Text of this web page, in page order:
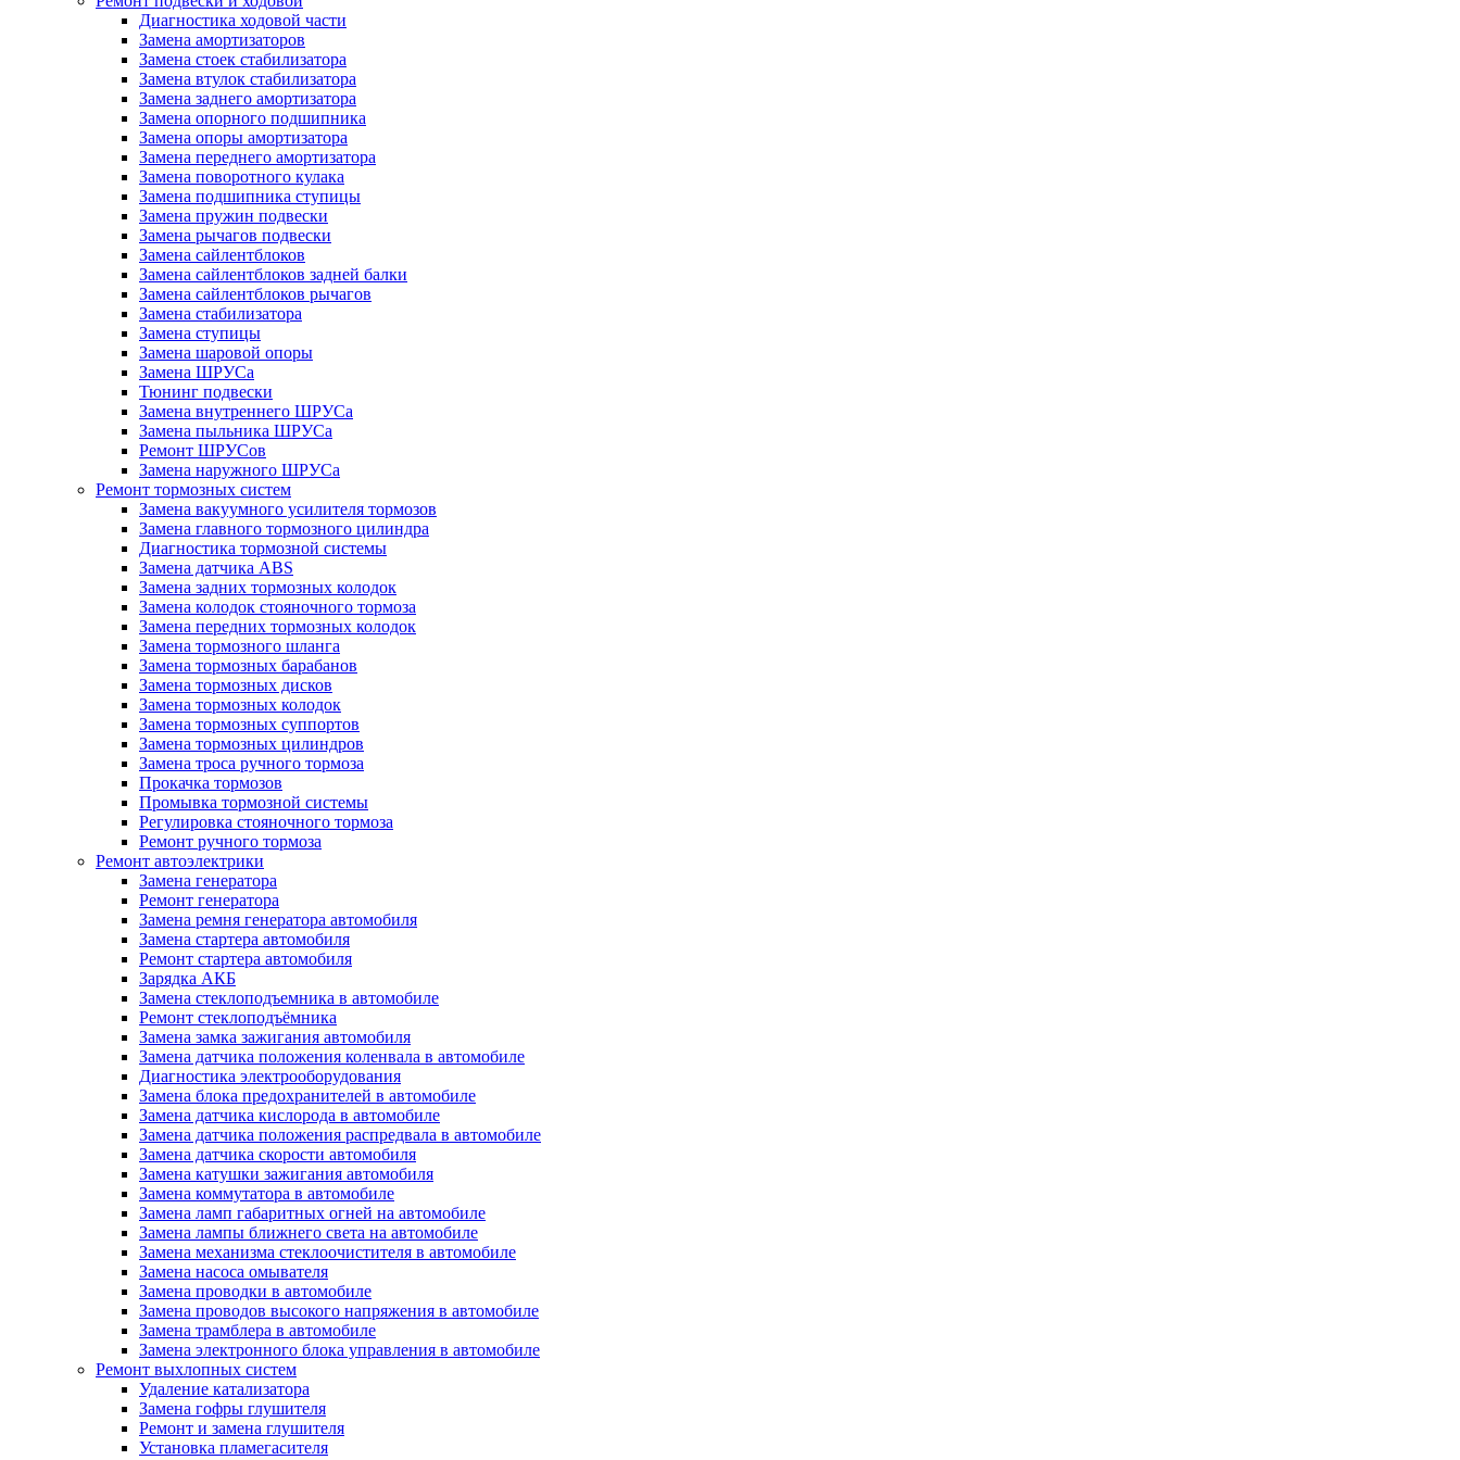
Диагностика ходовой части
Замена амортизаторов
Замена стоек стабилизатора
Замена втулок стабилизатора
Замена заднего амортизатора
Замена опорного подшипника
Замена опоры амортизатора
Замена переднего амортизатора
Замена поворотного кулака
Замена подшипника ступицы
Замена пружин подвески
Замена рычагов подвески
Замена сайлентблоков
Замена сайлентблоков задней балки
Замена сайлентблоков рычагов
Замена стабилизатора
Замена ступицы
Замена шаровой опоры
Замена ШРУСа
Тюнинг подвески
Замена внутреннего ШРУСа
Замена пыльника ШРУСа
Ремонт ШРУСов
Замена наружного ШРУСа
Ремонт тормозных систем
Замена вакуумного усилителя тормозов
Замена главного тормозного цилиндра
Диагностика тормозной системы
Замена датчика ABS
Замена задних тормозных колодок
Замена колодок стояночного тормоза
Замена передних тормозных колодок
Замена тормозного шланга
Замена тормозных барабанов
Замена тормозных дисков
Замена тормозных колодок
Замена тормозных суппортов
Замена тормозных цилиндров
Замена троса ручного тормоза
Прокачка тормозов
Промывка тормозной системы
Регулировка стояночного тормоза
Ремонт ручного тормоза
Ремонт автоэлектрики
Замена генератора
Ремонт генератора
Замена ремня генератора автомобиля
Замена стартера автомобиля
Ремонт стартера автомобиля
Зарядка АКБ
Замена стеклоподъемника в автомобиле
Ремонт стеклоподъёмника
Замена замка зажигания автомобиля
Замена датчика положения коленвала в автомобиле
Диагностика электрооборудования
Замена блока предохранителей в автомобиле
Замена датчика кислорода в автомобиле
Замена датчика положения распредвала в автомобиле
Замена датчика скорости автомобиля
Замена катушки зажигания автомобиля
Замена коммутатора в автомобиле
Замена ламп габаритных огней на автомобиле
Замена лампы ближнего света на автомобиле
Замена механизма стеклоочистителя в автомобиле
Замена насоса омывателя
Замена проводки в автомобиле
Замена проводов высокого напряжения в автомобиле
Замена трамблера в автомобиле
Замена электронного блока управления в автомобиле
Ремонт выхлопных систем
Удаление катализатора
Замена гофры глушителя
Ремонт и замена глушителя
Установка пламегасителя